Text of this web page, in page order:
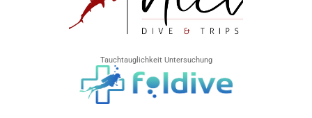
Tauchtauglichkeit Untersuchung